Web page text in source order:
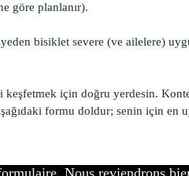
göre planlanır).
bisiklet severe (ve ailelere)
için doğru yerdesin.
formu doldur; senin için en
Nous reviendrons